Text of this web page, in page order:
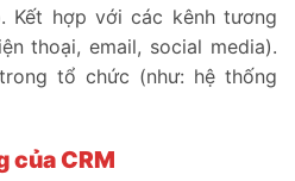
Kết hợp với các kênh tương
thoại, email, social media).
tổ chức (như: hệ thống
của CRM